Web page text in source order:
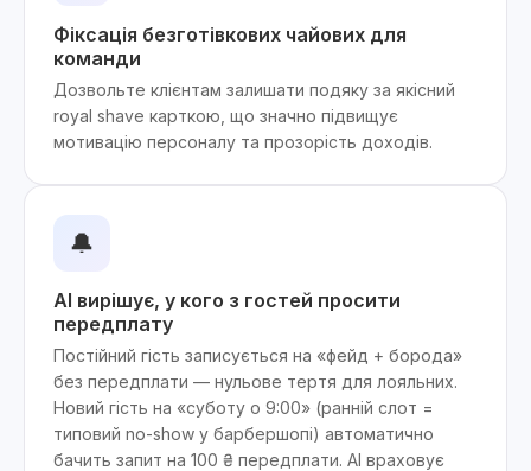
Фіксація безготівкових чайових для
команди
Дозвольте клієнтам залишати подяку за якісний
royal shave карткою, що значно підвищує
мотивацію персоналу та прозорість доходів.
🔔
AI вирішує, у кого з гостей просити
передплату
Постійний гість записується на «фейд + борода»
без передплати — нульове тертя для лояльних.
Новий гість на «суботу о 9:00» (ранній слот =
типовий no-show у барбершопі) автоматично
бачить запит на 100 ₴ передплати. AI враховує